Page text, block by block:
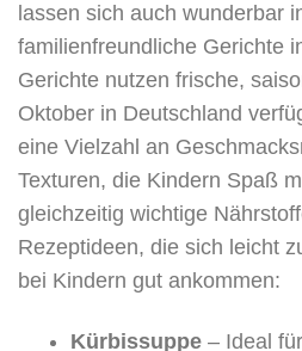
lassen sich auch wunderbar
familienfreundliche Gerichte
Gerichte nutzen frische,
Oktober in Deutschland
eine Vielzahl an
Texturen, die Kindern Spaß
gleichzeitig wichtige
Rezeptideen, die sich leicht
bei Kindern gut ankommen:
Kürbissuppe– Ideal